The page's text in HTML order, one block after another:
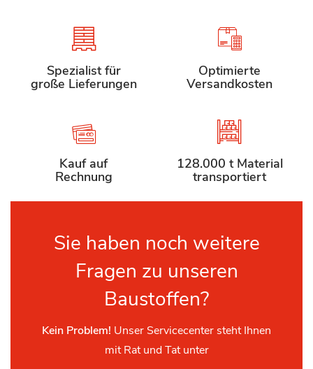
Spezialist für
große Lieferungen
Optimierte
Versandkosten
Kauf auf
Rechnung
128.000 t Material
transportiert
Sie haben noch weitere
Fragen zu unseren
Baustoffen?
Kein Problem! Unser Servicecenter steht Ihnen
mit Rat und Tat unter